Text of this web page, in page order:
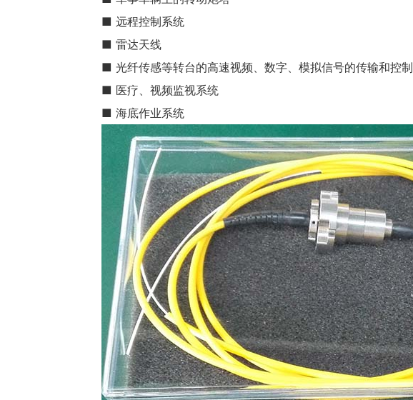
■ 远程控制系统
■ 雷达天线
■ 光纤传感等转台的高速视频、数字、模拟信号的传输和控制
■ 医疗、视频监视系统
■ 海底作业系统